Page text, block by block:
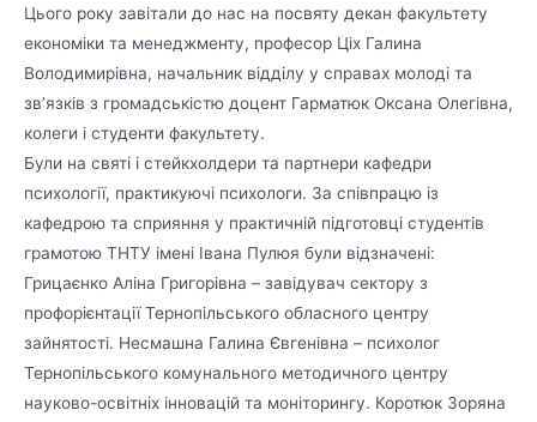
Цього року завітали до нас на посвяту декан факультету
економіки та менеджменту, професор Ціх Галина
Володимирівна, начальник відділу у справах молоді та
зв’язків з громадськістю доцент Гарматюк Оксана Олегівна,
колеги і студенти факультету.
Були на святі і стейкхолдери та партнери кафедри
психології, практикуючі психологи. За співпрацю із
кафедрою та сприяння у практичній підготовці студентів
грамотою ТНТУ імені Івана Пулюя були відзначені:
Грицаєнко Аліна Григорівна – завідувач сектору з
профорієнтації Тернопільського обласного центру
зайнятості. Несмашна Галина Євгенівна – психолог
Тернопільського комунального методичного центру
науково-освітніх інновацій та моніторингу. Коротюк Зоряна